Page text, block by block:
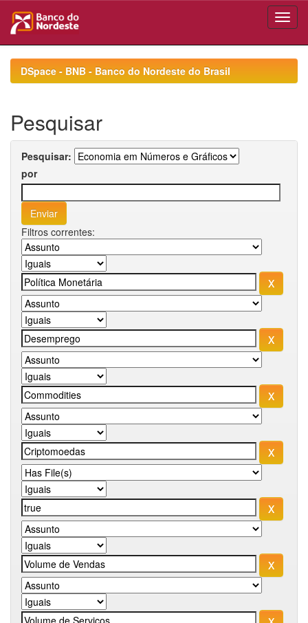
navigationDSpace - BNB - Banco do Nordeste do Brasil
Pesquisar
Pesquisar:
por
Filtros correntes: